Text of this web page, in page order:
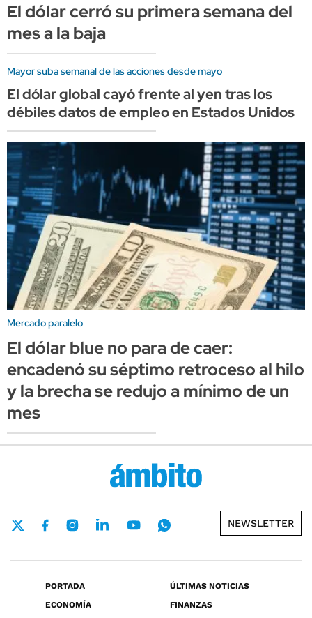
El dólar cerró su primera semana del
mes a la baja
Mayor suba semanal de las acciones desde mayo
El dólar global cayó frente al yen tras los
débiles datos de empleo en Estados Unidos
Mercado paralelo
El dólar blue no para de caer:
encadenó su séptimo retroceso al hilo
y la brecha se redujo a mínimo de un
mes
NEWSLETTER
PORTADA
ÚLTIMAS NOTICIAS
ECONOMÍA
FINANZAS